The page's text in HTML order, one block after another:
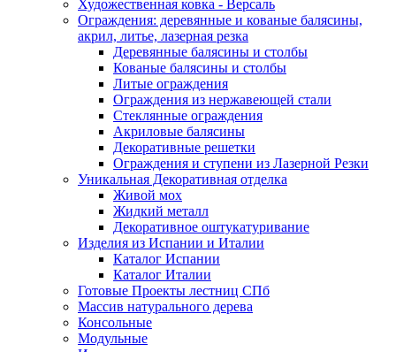
Художественная ковка - Версаль
Ограждения: деревянные и кованые балясины,
акрил, литье, лазерная резка
Деревянные балясины и столбы
Кованые балясины и столбы
Литые ограждения
Ограждения из нержавеющей стали
Стеклянные ограждения
Акриловые балясины
Декоративные решетки
Ограждения и ступени из Лазерной Резки
Уникальная Декоративная отделка
Живой мох
Жидкий металл
Декоративное оштукатуривание
Изделия из Испании и Италии
Каталог Испании
Каталог Италии
Готовые Проекты лестниц СПб
Массив натурального дерева
Консольные
Модульные